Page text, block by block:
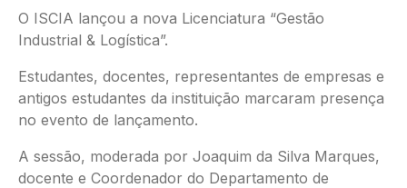
O ISCIA lançou a nova Licenciatura “Gestão
Industrial & Logística”.
Estudantes, docentes, representantes de empresas e
antigos estudantes da instituição marcaram presença
no evento de lançamento.
A sessão, moderada por Joaquim da Silva Marques,
docente e Coordenador do Departamento de